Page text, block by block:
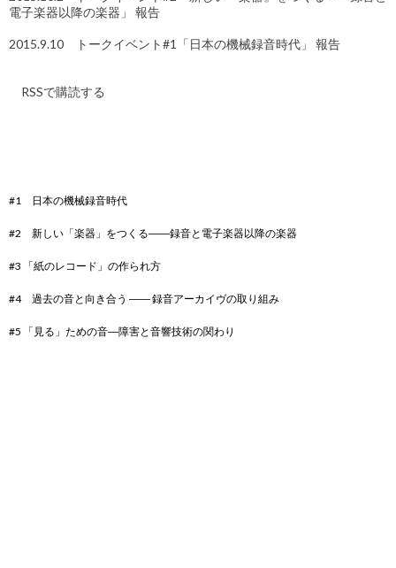
電子楽器以降の楽器」 報告
2015.9.10 トークイベント#1「日本の機械録音時代」 報告
RSSで購読する
#1 日本の機械録音時代
#2 新しい「楽器」をつくる――録音と電子楽器以降の楽器
#3 「紙のレコード」の作られ方
#4 過去の音と向き合う ―― 録音アーカイヴの取り組み
#5 「見る」ための音―障害と音響技術の関わり